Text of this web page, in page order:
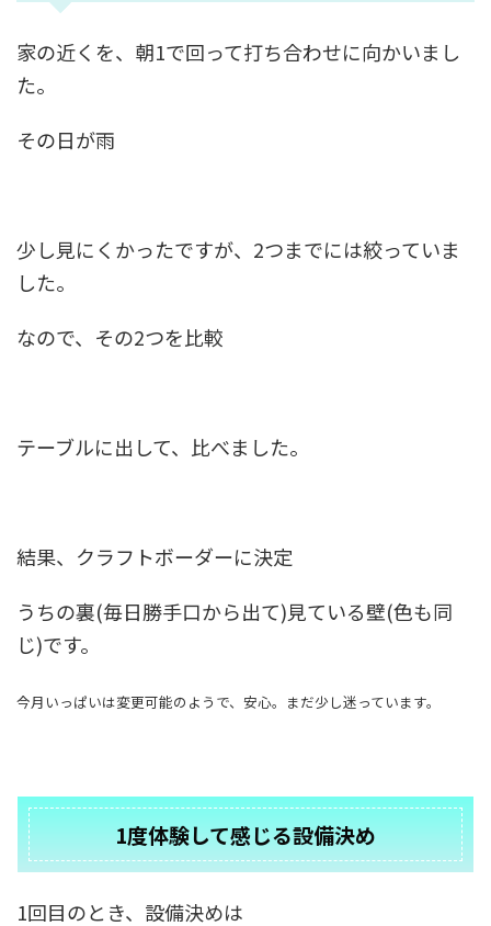
家の近くを、朝1で回って打ち合わせに向かいまし
た。
その日が雨
少し見にくかったですが、2つまでには絞っていま
した。
なので、その2つを比較
テーブルに出して、比べました。
結果、クラフトボーダーに決定
うちの裏(毎日勝手口から出て)見ている壁(色も同
じ)です。
今月いっぱいは変更可能のようで、安心。まだ少し迷っています。
1度体験して感じる設備決め
1回目のとき、設備決めは